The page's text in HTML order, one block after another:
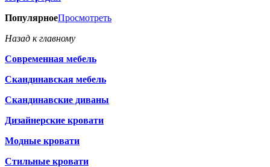
ПопулярноеПросмотреть
Назад к главному
Современная мебель
Скандинавская мебель
Скандинавские диваны
Дизайнерские кровати
Модные кровати
Стильные кровати